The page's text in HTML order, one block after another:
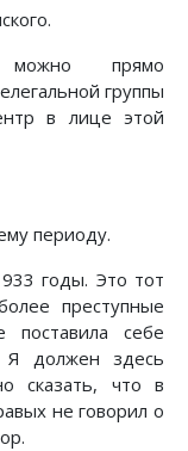
можно прямо
группы
в лице этой
периоду.
годы. Это тот
преступные
себе
Я должен здесь
сказать, что в
не говорил о